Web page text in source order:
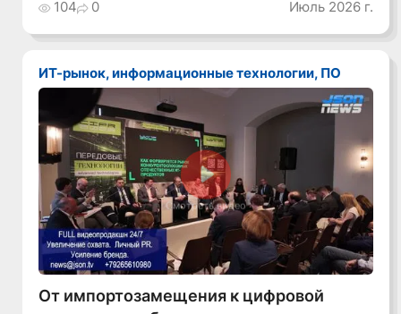
104 0 Июль 2026 г.
ИТ-рынок, информационные технологии, ПО
Смотреть видео
От импортозамещения к цифровой